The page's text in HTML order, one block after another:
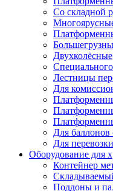
Со складной
Двухколёсные
Лестницы
Для
Для баллонов
Для
Оборудование для
Контейнер
Поддоны и